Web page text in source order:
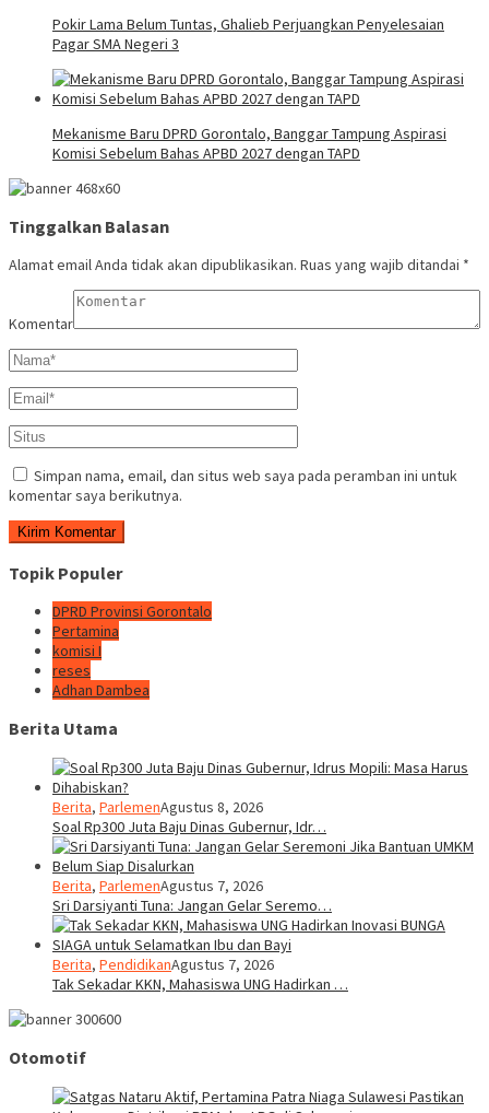
Pokir Lama Belum Tuntas, Ghalieb Perjuangkan Penyelesaian
Pagar SMA Negeri 3
Mekanisme Baru DPRD Gorontalo, Banggar Tampung Aspirasi
Komisi Sebelum Bahas APBD 2027 dengan TAPD
Tinggalkan Balasan
Alamat email Anda tidak akan dipublikasikan. Ruas yang wajib ditandai *
Komentar
Simpan nama, email, dan situs web saya pada peramban ini untuk
komentar saya berikutnya.
Topik Populer
DPRD Provinsi Gorontalo
Pertamina
komisi I
reses
Adhan Dambea
Berita Utama
Berita, ParlemenAgustus 8, 2026
Soal Rp300 Juta Baju Dinas Gubernur, Idr…
Berita, ParlemenAgustus 7, 2026
Sri Darsiyanti Tuna: Jangan Gelar Seremo…
Berita, PendidikanAgustus 7, 2026
Tak Sekadar KKN, Mahasiswa UNG Hadirkan …
Otomotif